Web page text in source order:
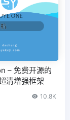
– 免费开源的
清增强框架
10.8K